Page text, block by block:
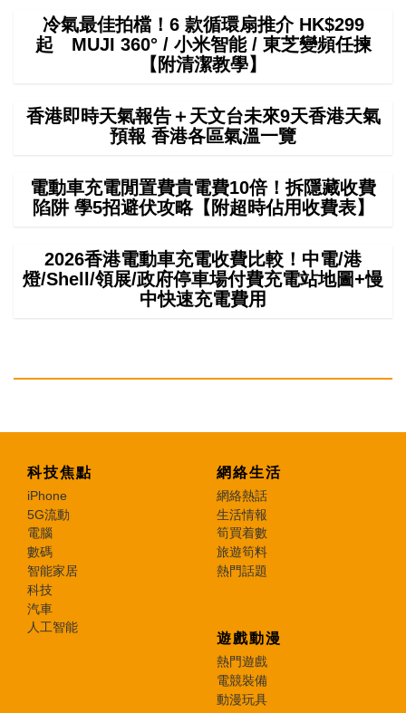
冷氣最佳拍檔！6 款循環扇推介 HK$299
起 MUJI 360° / 小米智能 / 東芝變頻任揀
【附清潔教學】
香港即時天氣報告＋天文台未來9天香港天氣
預報 香港各區氣溫一覽
電動車充電閒置費貴電費10倍！拆隱藏收費
陷阱 學5招避伏攻略【附超時佔用收費表】
2026香港電動車充電收費比較！中電/港
燈/Shell/領展/政府停車場付費充電站地圖+慢
中快速充電費用
科技焦點
iPhone
5G流動
電腦
數碼
智能家居
科技
汽車
人工智能
網絡生活
網絡熱話
生活情報
筍買着數
旅遊筍料
熱門話題
遊戲動漫
熱門遊戲
電競裝備
動漫玩具